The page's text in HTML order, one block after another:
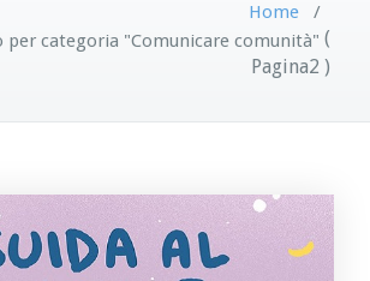
Home /
per categoria "Comunicare comunità" (
Pagina2 )